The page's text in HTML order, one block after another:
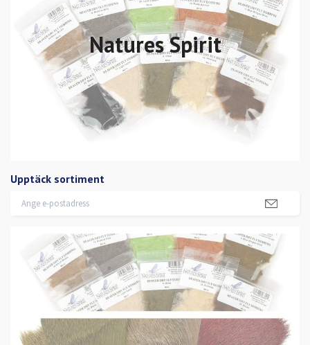
Natures Spirit
Upptäck sortiment